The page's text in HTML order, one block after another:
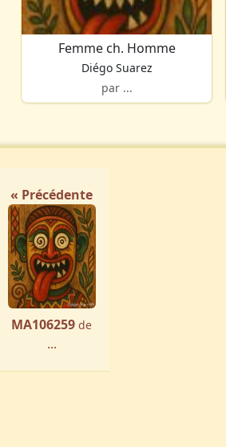
Femme ch. Homme
Diégo Suarez
par ...
« Précédente
MA106259 de
...